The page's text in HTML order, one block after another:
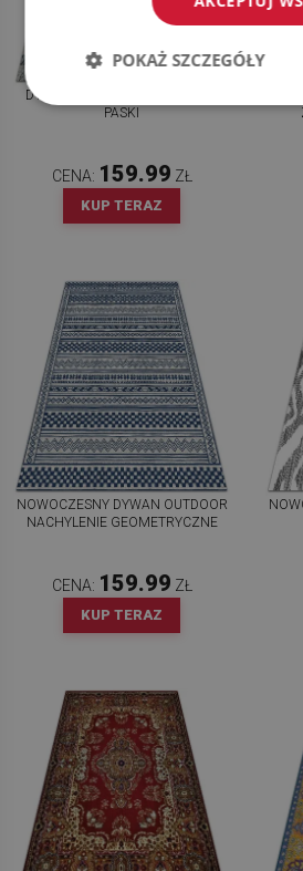
DYWAN OGRODOWY OZDOBY I
PASKI
CENA: 159.99 ZŁ
KUP TERAZ
NOWOCZESNY DYWAN OUTDOOR
NACHYLENIE GEOMETRYCZNE
CENA: 159.99 ZŁ
KUP TERAZ
POKAŻ SZCZEGÓŁY